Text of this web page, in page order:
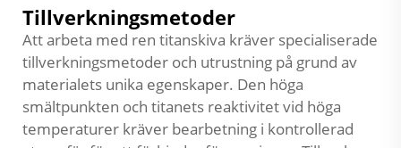
Tillverkningsmetoder
Att arbeta med ren titanskiva kräver specialiserade
tillverkningsmetoder och utrustning på grund av
materialets unika egenskaper. Den höga
smältpunkten och titanets reaktivitet vid höga
temperaturer kräver bearbetning i kontrollerad